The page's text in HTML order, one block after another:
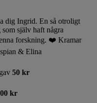
dig Ingrid. En så otroligt
själv haft några
forskning. ❤️ Kramar
& Elina
gav 50 kr
kr